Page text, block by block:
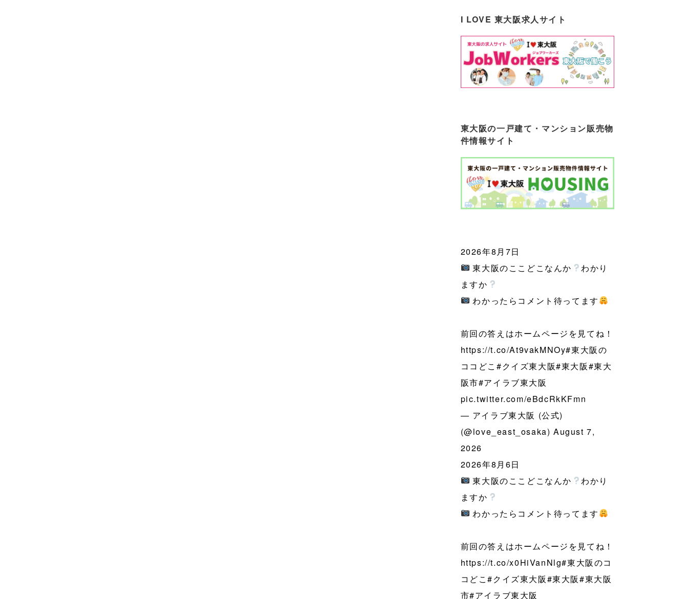
I LOVE 東大阪求人サイト
東大阪の一戸建て・マンション販売物
件情報サイト
2026年8月7日
東大阪のここどこなんか
わかり
ますか
わかったらコメント待ってます
前回の答えはホームページを見てね！
https://t.co/At9vakMNOy#東大阪の
ココどこ #クイズ東大阪#東大阪#東大
阪市#アイラブ東大阪
pic.twitter.com/eBdcRkKFmn
— アイラブ東大阪 (公式)
(@love_east_osaka) August 7,
2026
2026年8月6日
東大阪のここどこなんか
わかり
ますか
わかったらコメント待ってます
前回の答えはホームページを見てね！
https://t.co/x0HiVanNlg#東大阪のコ
コどこ#クイズ東大阪#東大阪#東大阪
市#アイラブ東大阪